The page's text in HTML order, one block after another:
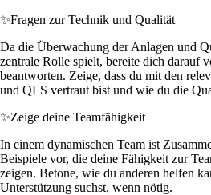
✨Fragen zur Technik und Qualität
Da die Überwachung der Anlagen und
zentrale Rolle spielt, bereite dich darauf
beantworten. Zeige, dass du mit den
und QLS vertraut bist und wie du die
✨Zeige deine Teamfähigkeit
In einem dynamischen Team ist
Beispiele vor, die deine Fähigkeit zur
zeigen. Betone, wie du anderen helfen
Unterstützung suchst, wenn nötig.